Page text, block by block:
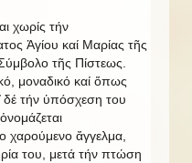
χωρίς τήν
Ἁγίου καί Μαρίας τῆς
τῆς Πίστεως.
μοναδικό καί ὅπως
δέ τήν ὑπόσχεση του
χαρούμενο ἄγγελμα,
του, μετά τήν πτώση